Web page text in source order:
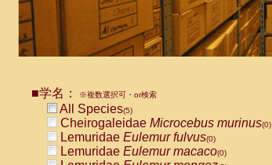
■学名： ※複数選択可・or検索
All Species(5)
Cheirogaleidae Microcebus murinus(0)
Lemuridae Eulemur fulvus(0)
Lemuridae Eulemur macaco(0)